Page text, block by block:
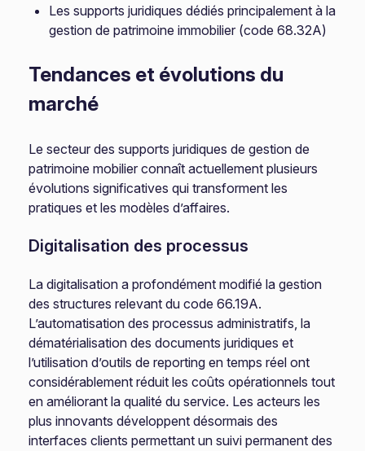
Les supports juridiques dédiés principalement à la
gestion de patrimoine immobilier (code 68.32A)
Tendances et évolutions du
marché
Le secteur des supports juridiques de gestion de
patrimoine mobilier connaît actuellement plusieurs
évolutions significatives qui transforment les
pratiques et les modèles d’affaires.
Digitalisation des processus
La digitalisation a profondément modifié la gestion
des structures relevant du code 66.19A.
L’automatisation des processus administratifs, la
dématérialisation des documents juridiques et
l’utilisation d’outils de reporting en temps réel ont
considérablement réduit les coûts opérationnels tout
en améliorant la qualité du service. Les acteurs les
plus innovants développent désormais des
interfaces clients permettant un suivi permanent des